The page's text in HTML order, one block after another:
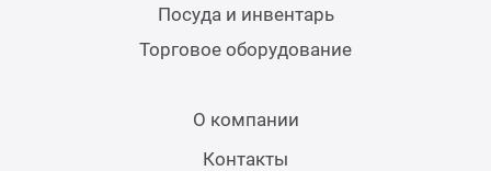
Посуда и инвентарь
Торговое оборудование
О компании
Контакты